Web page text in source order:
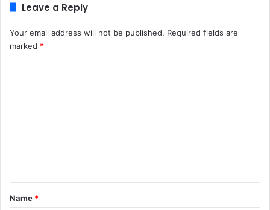
Leave a Reply
Your email address will not be published. Required fields are
marked *
*
Name *